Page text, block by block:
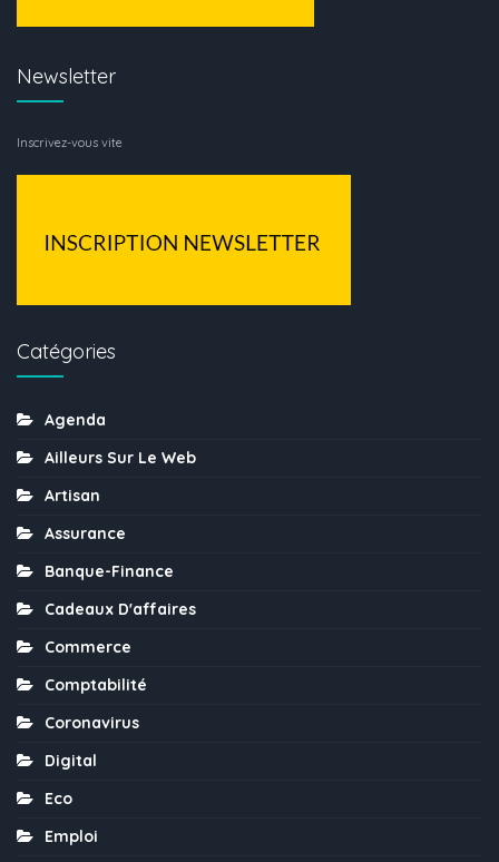
Newsletter
Inscrivez-vous vite
Catégories
Agenda
Ailleurs Sur Le Web
Artisan
Assurance
Banque-Finance
Cadeaux D'affaires
Commerce
Comptabilité
Coronavirus
Digital
Eco
Emploi